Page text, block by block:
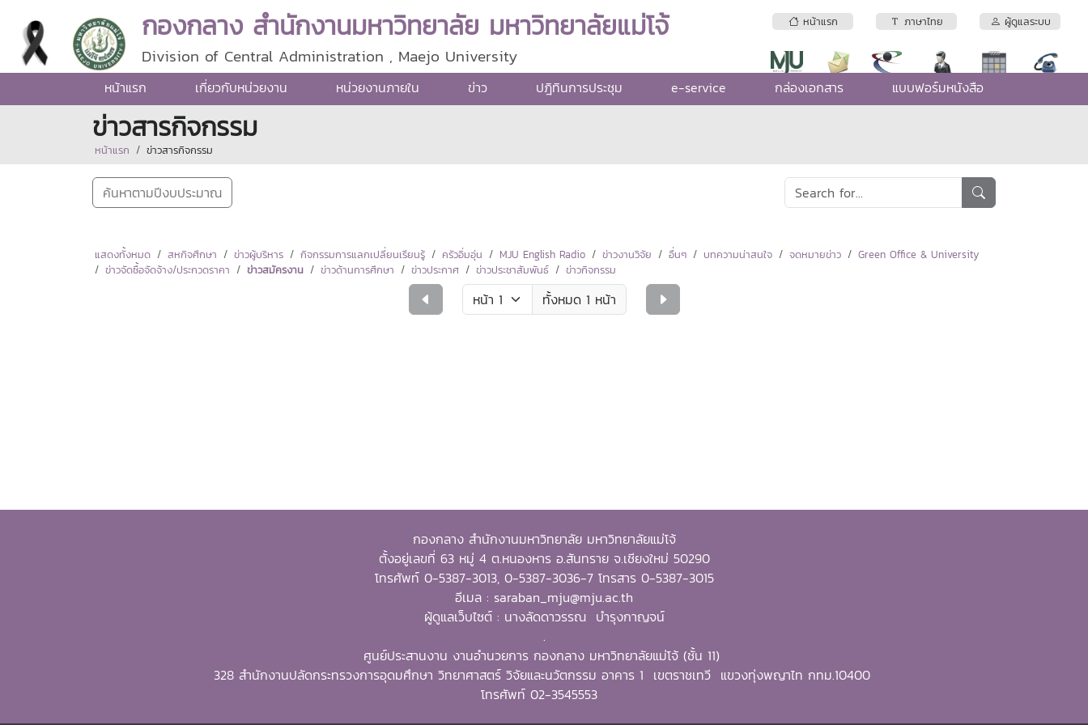
หน้าแรก ภาษาไทย ผู้ดูแลระบบ
กองกลาง สำนักงานมหาวิทยาลัย มหาวิทยาลัยแม่โจ้
Division of Central Administration , Maejo University
หน้าแรก เกี่ยวกับหน่วยงาน หน่วยงานภายใน ข่าว ปฎิทินการประชุม e-service กล่องเอกสาร แบบฟอร์มหนังสือ
ข่าวสารกิจกรรม
หน้าแรก ข่าวสารกิจกรรม
ค้นหาตามปีงบประมาณ
แสดงทั้งหมด สหกิจศึกษา ข่าวผู้บริหาร กิจกรรมการแลกเปลี่ยนเรียนรู้ ครัวอิ่มอุ่น MJU English Radio ข่าวงานวิจัย อื่นๆ บทความน่าสนใจ จดหมายข่าว
Green Office & University
ข่าวจัดซื้อจัดจ้าง/ประกวดราคา
ข่าวสมัครงาน ข่าวด้านการศึกษา ข่าวประกาศ ข่าวประชาสัมพันธ์ ข่าวกิจกรรม
ทั้งหมด 1 หน้า
กองกลาง สำนักงานมหาวิทยาลัย มหาวิทยาลัยแม่โจ้
ตั้งอยู่เลขที่ 63 หมู่ 4 ต.หนองหาร อ.สันทราย จ.เชียงใหม่ 50290
โทรศัพท์ 0-5387-3013, 0-5387-3036-7 โทรสาร 0-5387-3015
อีเมล : saraban_mju@mju.ac.th
ผู้ดูแลเว็บไซต์ : นางลัดดาวรรณ บำรุงกาญจน์
.
ศูนย์ประสานงาน งานอำนวยการ กองกลาง มหาวิทยาลัยแม่โจ้ (ชั้น 11)
328 สำนักงานปลัดกระทรวงการอุดมศึกษา วิทยาศาสตร์ วิจัยและนวัตกรรม อาคาร 1 เขตราชเทวี แขวงทุ่งพญาไท กทม.10400
โทรศัพท์ 02-3545553